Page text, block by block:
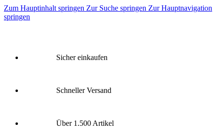
Zum Hauptinhalt springen Zur Suche springen Zur Hauptnavigation
springen
Sicher einkaufen
Schneller Versand
Über 1.500 Artikel